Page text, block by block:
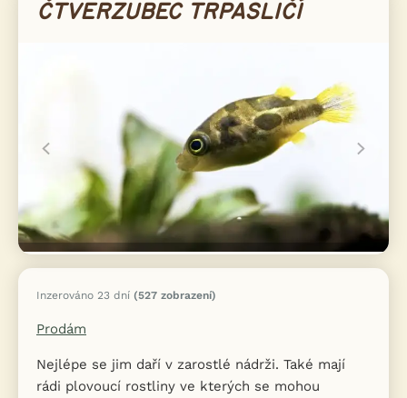
Inzerováno 23 dní (527 zobrazení)
Prodám
Nejlépe se jim daří v zarostlé nádrži. Také mají
rádi plovoucí rostliny ve kterých se mohou
ČTVERZUBEC TRPASLIČÍ